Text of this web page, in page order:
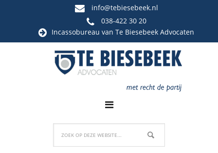
info@tebiesebeek.nl
038-422 30 20
Incassobureau van Te Biesebeek Advocaten